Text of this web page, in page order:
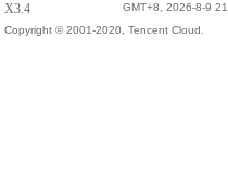
GMT+8, 2026-8-9
X3.4
Copyright © 2001-2020, Tencent Cloud.